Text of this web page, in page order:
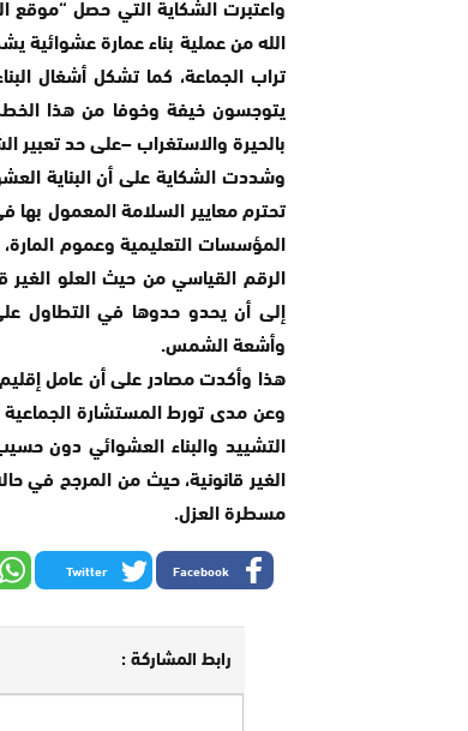
الله من عملية بناء عمارة عشوائية
تراب الجماعة، كما تشكل أشغال
يتوجسون خيفة وخوفا من هذا
بالحيرة والاستغراب –على حد تعبير
وشددت الشكاية على أن البناية
تحترم معايير السلامة المعمول بها
المؤسسات التعليمية وعموم
الرقم القياسي من حيث العلو
إلى أن يحدو حدوها في التطاول
وأشعة الشمس.
هذا وأكدت مصادر على أن عامل
وعن مدى تورط المستشارة الجماعية
التشييد والبناء العشوائي دون
الغير قانونية، حيث من المرجح في
مسطرة العزل.
Facebook
Twitter
رابط المشاركة :